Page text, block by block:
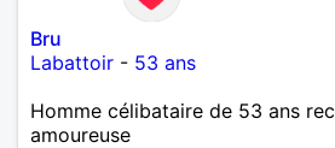
Bru
Labattoir - 53 ans
Homme célibataire de 53 ans
amoureuse